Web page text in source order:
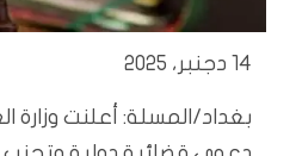
14 دجنبر، 2025
بغداد/المسلة: أعلنت وزارة